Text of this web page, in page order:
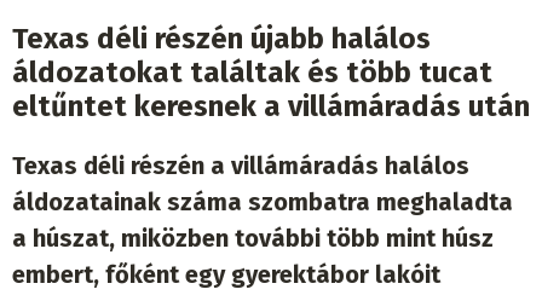
Texas déli részén újabb halálos
áldozatokat találtak és több tucat
eltűntet keresnek a villámáradás után
Texas déli részén a villámáradás halálos
áldozatainak száma szombatra meghaladta
a húszat, miközben további több mint húsz
embert, főként egy gyerektábor lakóit